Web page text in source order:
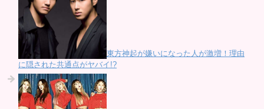
東方神起が嫌いになった人が激増！理由
に隠された共通点がヤバイ!?